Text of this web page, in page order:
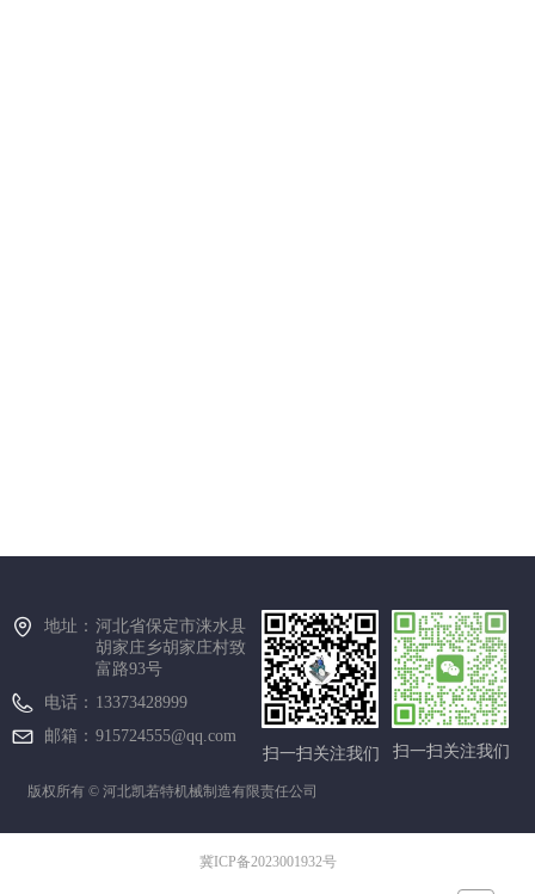
地址： 河北省保定市涞水县
胡家庄乡胡家庄村致
富路93号
电话： 13373428999
邮箱： 915724555@qq.com
扫一扫关注我们 扫一扫关注我们
版权所有 © 河北凯若特机械制造有限责任公司
冀ICP备2023001932号